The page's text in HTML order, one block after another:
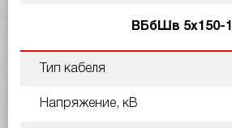
ВБбШв 5х150-1
Тип кабеля
Напряжение, кВ